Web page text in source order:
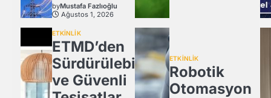
byMustafa Fazlıoğlu
Ağustos 1, 2026
ETKİNLİK
ETMD’den
Sürdürülebilir
ve Güvenli
ETKİNLİK
Robotik
Otomasyon